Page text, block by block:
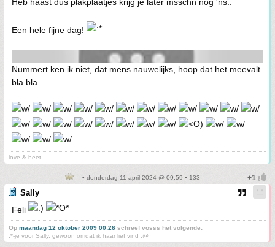
Heb haast dus plakplaatjes krijg je later msschn nog 'ns..
Een hele fijne dag!
Nummert ken ik niet, dat mens nauwelijks, hoop dat het meevalt.
bla bla
love & heet
• donderdag 11 april 2024 @ 09:59 • 133
Sally
Feli
Op maandag 12 oktober 2009 00:26 schreef vosss het volgende:
:*-je voor Sally, gewoon omdat ik haar lief vind :@